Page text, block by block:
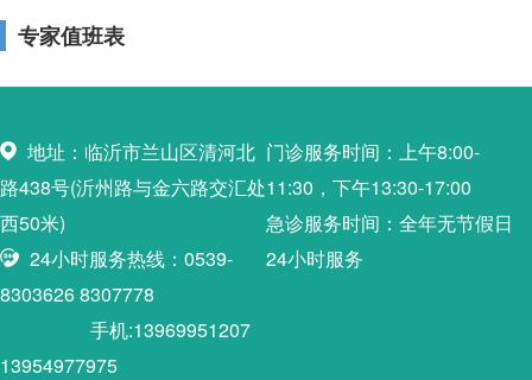
专家值班表
地址：临沂市兰山区清河北
路438号(沂州路与金六路交汇处
西50米)
24小时服务热线：0539-
8303626 8307778
手机:13969951207
13954977975
门诊服务时间：上午8:00-
11:30，下午13:30-17:00
急诊服务时间：全年无节假日
24小时服务